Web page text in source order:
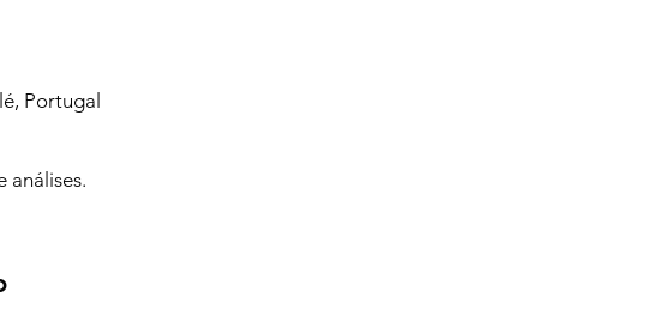
Portugal
análises.